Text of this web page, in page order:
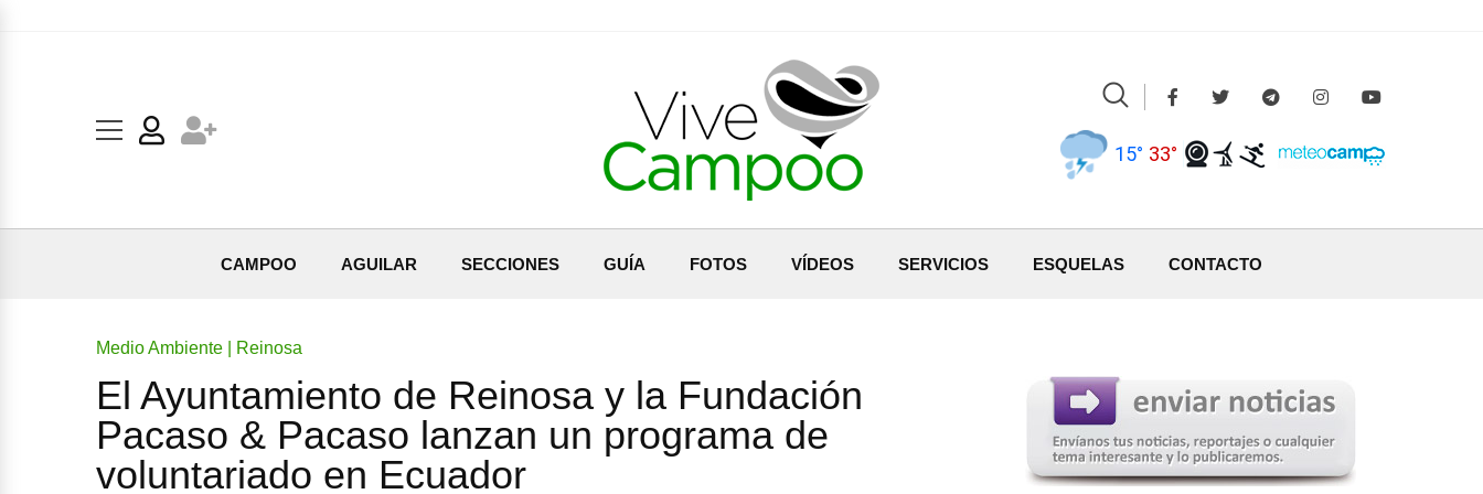
15° 33°
CAMPOO AGUILAR SECCIONES GUÍA FOTOS VÍDEOS SERVICIOS ESQUELAS CONTACTO
Medio Ambiente | Reinosa
El Ayuntamiento de Reinosa y la Fundación
Pacaso & Pacaso lanzan un programa de
voluntariado en Ecuador